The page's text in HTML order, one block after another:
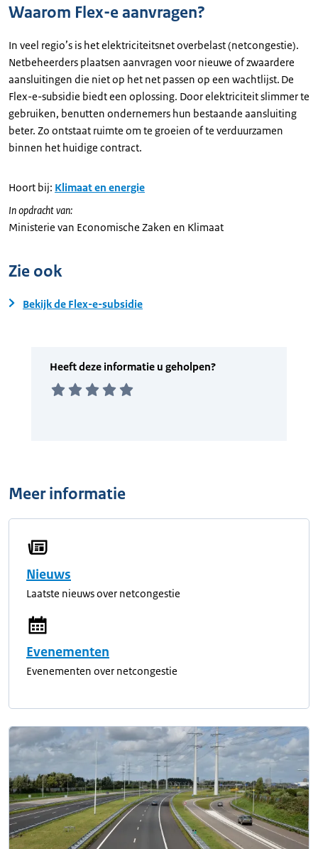
Waarom Flex-e aanvragen?
In veel regio’s is het elektriciteitsnet overbelast (netcongestie).
Netbeheerders plaatsen aanvragen voor nieuwe of zwaardere
aansluitingen die niet op het net passen op een wachtlijst. De
Flex-e-subsidie biedt een oplossing. Door elektriciteit slimmer te
gebruiken, benutten ondernemers hun bestaande aansluiting
beter. Zo ontstaat ruimte om te groeien of te verduurzamen
binnen het huidige contract.
Hoort bij: Klimaat en energie
In opdracht van:
Ministerie van Economische Zaken en Klimaat
Zie ook
Bekijk de Flex-e-subsidie
Meer informatie
Nieuws
Laatste nieuws over netcongestie
Evenementen
Evenementen over netcongestie